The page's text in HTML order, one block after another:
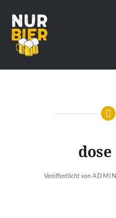
zum
Inhalt
Nur Bier
dose
Veröffentlicht von ADMIN